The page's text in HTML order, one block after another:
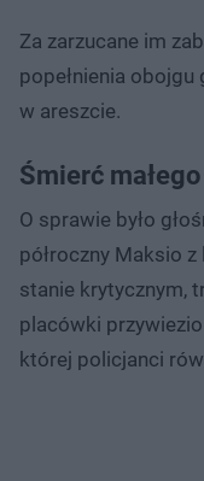
Za zarzucane im
popełnienia
w areszcie.
Śmierć
O sprawie było
półroczny Maksio z
stanie krytycznym,
placówki
której policjanci